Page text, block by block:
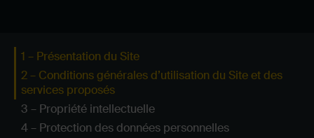
1 – Présentation du Site
2 – Conditions générales d’utilisation du Site et des
services proposés
3 – Propriété intellectuelle
4 – Protection des données personnelles